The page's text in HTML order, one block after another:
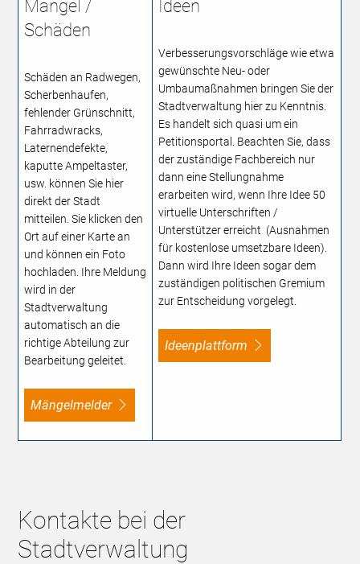
Mängel /
Schäden
Schäden an Radwegen,
Scherbenhaufen,
fehlender Grünschnitt,
Fahrradwracks,
Laternendefekte,
kaputte Ampeltaster,
usw. können Sie hier
direkt der Stadt
mitteilen. Sie klicken den
Ort auf einer Karte an
und können ein Foto
hochladen. Ihre Meldung
wird in der
Stadtverwaltung
automatisch an die
richtige Abteilung zur
Bearbeitung geleitet.
Mängelmelder
Ideen
Verbesserungsvorschläge wie etwa
gewünschte Neu- oder
Umbaumaßnahmen bringen Sie der
Stadtverwaltung hier zu Kenntnis.
Es handelt sich quasi um ein
Petitionsportal. Beachten Sie, dass
der zuständige Fachbereich nur
dann eine Stellungnahme
erarbeiten wird, wenn Ihre Idee 50
virtuelle Unterschriften /
Unterstützer erreicht (Ausnahmen
für kostenlose umsetzbare Ideen).
Dann wird Ihre Ideen sogar dem
zuständigen politischen Gremium
zur Entscheidung vorgelegt.
Ideenplattform
Kontakte bei der
Stadtverwaltung